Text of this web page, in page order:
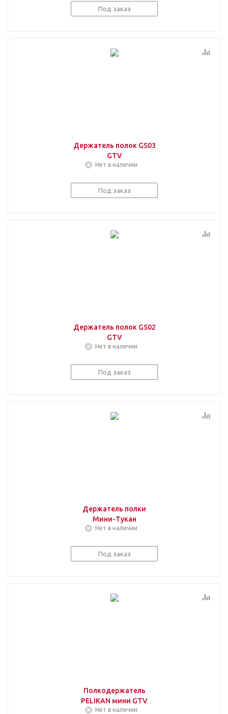
Под заказ
Держатель полок GS03
GTV
Нет в наличии
Под заказ
Держатель полок GS02
GTV
Нет в наличии
Под заказ
Держатель полки
Мини-Тукан
Нет в наличии
Под заказ
Полкодержатель
PELIKAN мини GTV
Нет в наличии